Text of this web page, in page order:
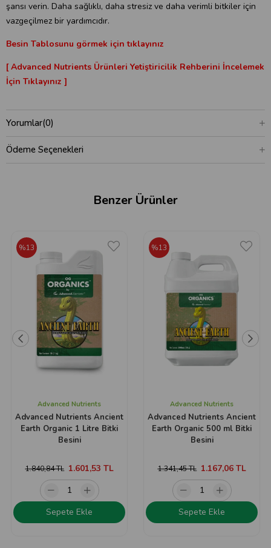
şansı verin. Daha sağlıklı, daha stresiz ve daha verimli bitkiler için
vazgeçilmez bir yardımcıdır.
Besin Tablosunu görmek için tıklayınız
[ Advanced Nutrients Ürünleri Yetiştiricilik Rehberini İncelemek
İçin Tıklayınız ]
Yorumlar(0)
Ödeme Seçenekleri
Benzer Ürünler
Advanced Nutrients
Advanced Nutrients Ancient
Earth Organic 1 Litre Bitki
Besini
1.601,53 TL
1.840,84 TL
%13
Sepete Ekle
Advanced Nutrients
Advanced Nutrients Ancient
Earth Organic 500 ml Bitki
Besini
1.167,06 TL
1.341,45 TL
%13
Sepete Ekle